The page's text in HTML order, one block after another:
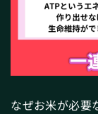
なぜお米が必要